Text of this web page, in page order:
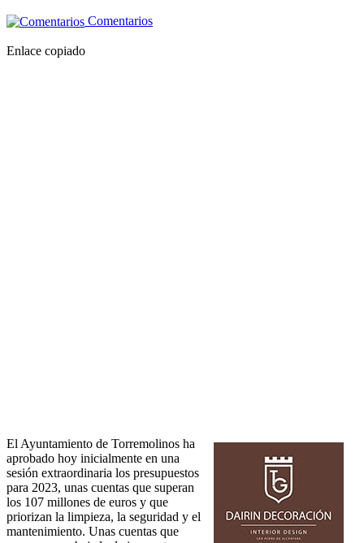
Comentarios
Enlace copiado
El Ayuntamiento de Torremolinos ha
aprobado hoy inicialmente en una
sesión extraordinaria los presupuestos
para 2023, unas cuentas que superan
los 107 millones de euros y que
priorizan la limpieza, la seguridad y el
mantenimiento. Unas cuentas que